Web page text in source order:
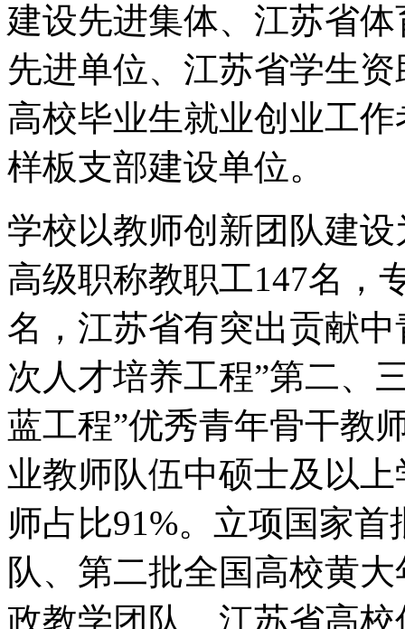
建设先进集体、江苏省
先进单位、江苏省学生
高校毕业生就业创业工
样板支部建设单位。
学校以教师创新团队建
高级职称教职工147名，
名，江苏省有突出贡献
次人才培养工程”第二、
蓝工程”优秀青年骨干教
业教师队伍中硕士及以
师占比91%。立项国家
队、第二批全国高校黄
政教学团队、江苏省高